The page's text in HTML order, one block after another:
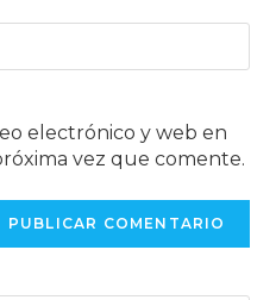
electrónico y web en
vez que comente.